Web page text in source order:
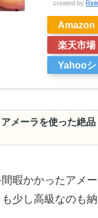
created by
Amazon
楽天市場
Yahooシ
メーラを使った絶品
暇かかったアメ
少し高級なのも納